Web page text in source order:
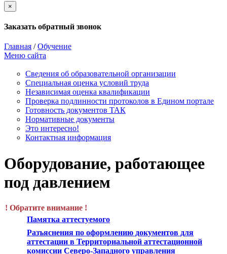
×
Заказать обратный звонок
Главная /Обучение
Меню сайта
Сведения об образовательной организации
Cпециальная оценка условий труда
Независимая оценка квалификации
Проверка подлинности протоколов в Едином портале
Готовность документов ТАК
Нормативные документы
Это интересно!
Контактная информация
Оборудование, работающее
под давлением
! Обратите внимание !
Памятка аттестуемого
Разъяснения по оформлению документов для
аттестации в Территориальной аттестационной
комиссии Северо-Западного управления